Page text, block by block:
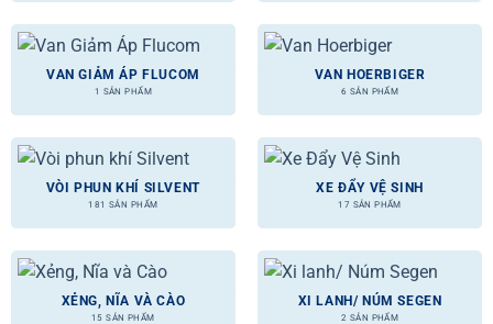
VAN GIẢM ÁP FLUCOM
1 SẢN PHẨM
VAN HOERBIGER
6 SẢN PHẨM
VÒI PHUN KHÍ SILVENT
181 SẢN PHẨM
XE ĐẨY VỆ SINH
17 SẢN PHẨM
XẺNG, NĨA VÀ CÀO
15 SẢN PHẨM
XI LANH/ NÚM SEGEN
2 SẢN PHẨM